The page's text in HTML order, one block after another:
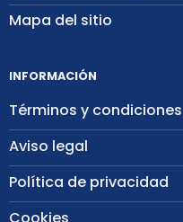
Mapa del sitio
INFORMACIÓN
Términos y condiciones
Aviso legal
Política de privacidad